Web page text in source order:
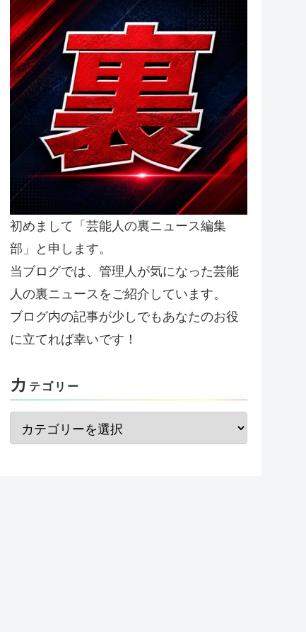
初めまして「芸能人の裏ニュース編集
部」と申します。
当ブログでは、管理人が気になった芸能
人の裏ニュースをご紹介しています。
ブログ内の記事が少しでもあなたのお役
に立てれば幸いです！
カ テゴリー